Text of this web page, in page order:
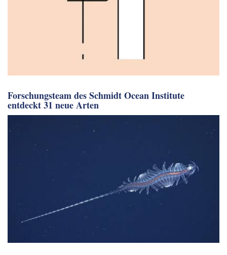
Forschungsteam des Schmidt Ocean Institute
entdeckt 31 neue Arten